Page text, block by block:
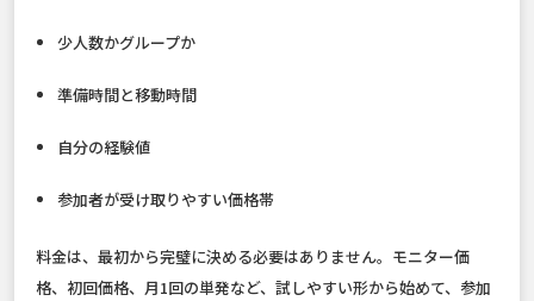
少人数かグループか
準備時間と移動時間
自分の経験値
参加者が受け取りやすい価格帯
料金は、最初から完璧に決める必要はありません。モニター価
格、初回価格、月1回の単発など、試しやすい形から始めて、参加